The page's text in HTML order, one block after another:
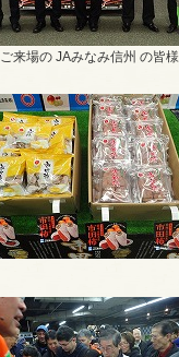
ご来場の JAみなみ信州 の皆様